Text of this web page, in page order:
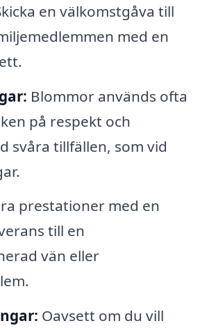
en välkomstgåva till
med en
Blommor används ofta
på respekt och
svåra tillfällen, som vid
prestationer med en
till en
vän eller
Oavsett om du vill